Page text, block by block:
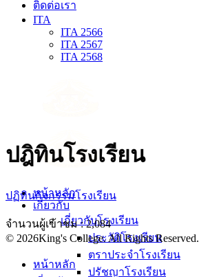
ติดต่อเรา
ITA
ITA 2566
ITA 2567
ITA 2568
หน้าหลัก
เกี่ยวกับ
เกี่ยวกับโรงเรียน
ประวัติโรงเรียน
ตราประจำโรงเรียน
ปรัชญาโรงเรียน
ปฎิทินโรงเรียน
ปฏิทินกิจกรรมโรงเรียน
จำนวนผู้เข้าชม :2,084
© 2026King's College. All Rights Reserved.
หน้าหลัก